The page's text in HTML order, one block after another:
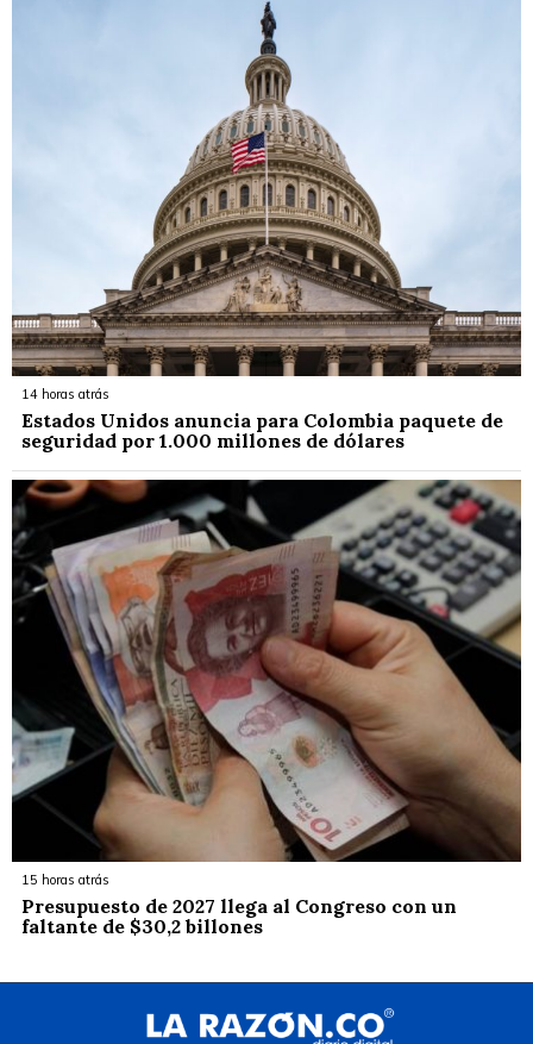
14 horas atrás
Estados Unidos anuncia para Colombia paquete de
seguridad por 1.000 millones de dólares
15 horas atrás
Presupuesto de 2027 llega al Congreso con un
faltante de $30,2 billones